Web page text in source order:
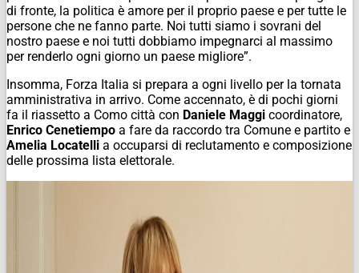
di fronte, la politica è amore per il proprio paese e per tutte le
persone che ne fanno parte. Noi tutti siamo i sovrani del
nostro paese e noi tutti dobbiamo impegnarci al massimo
per renderlo ogni giorno un paese migliore”.
Insomma, Forza Italia si prepara a ogni livello per la tornata
amministrativa in arrivo. Come accennato, è di pochi giorni
fa il riassetto a Como città con Daniele Maggi coordinatore,
Enrico Cenetiempo a fare da raccordo tra Comune e partito e
Amelia Locatelli a occuparsi di reclutamento e composizione
delle prossima lista elettorale.